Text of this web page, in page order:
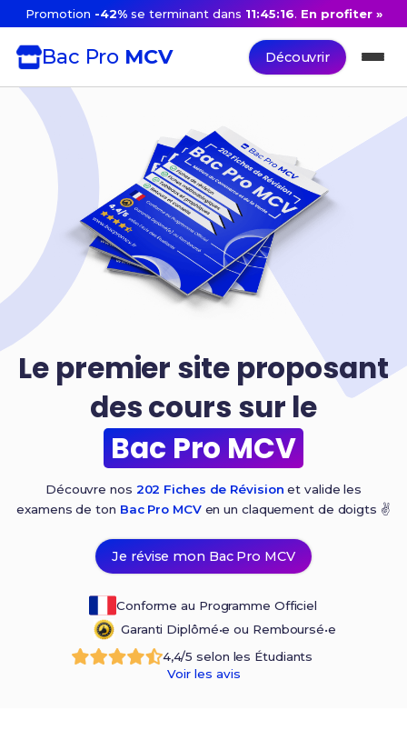
Promotion -42% se terminant dans 11:45:15. En profiter »
Bac Pro MCV Découvrir
Le premier site proposant
des cours sur le
Bac Pro MCV
Découvre nos 202 Fiches de Révision et valide les
examens de ton Bac Pro MCVen un claquement de doigts ✌️
Je révise mon Bac Pro MCV
Conforme au Programme Officiel
Garanti Diplômé•e ou Remboursé•e
4,4/5 selon les Étudiants
Voir les avis